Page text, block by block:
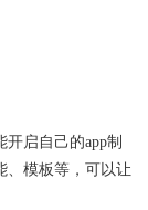
开启自己的app制
、模板等，可以让